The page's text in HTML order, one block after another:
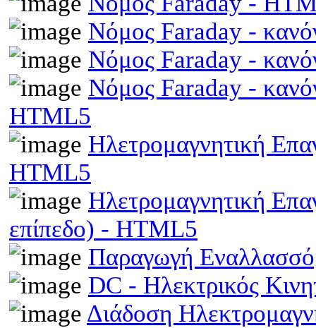
Νόμος Faraday -
Νόμος Faraday -
Νόμος Faraday -
HTML5
Ηλετρομαγνητική
HTML5
Ηλετρομαγνητική
επίπεδο) - HTML5
Παραγωγή
DC - Ηλεκτρικός
Διάδοση